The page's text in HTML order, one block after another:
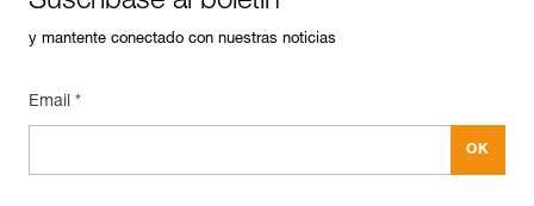
y mantente conectado con nuestras noticias
Email *